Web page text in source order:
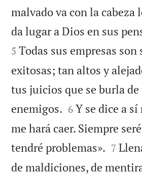
malvado va con la cabeza
da lugar a Dios en sus
5 Todas sus empresas son
exitosas; tan altos y
tus juicios que se burla de
enemigos. 

6 Y se dice a
me hará caer. Siempre
tendré problemas». 

7
de maldiciones, de